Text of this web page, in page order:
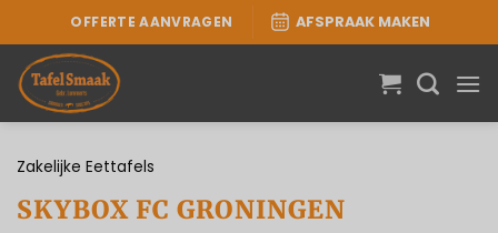
naar
inhoud
OFFERTE AANVRAGEN AFSPRAAK MAKEN
Zakelijke Eettafels
SKYBOX FC GRONINGEN